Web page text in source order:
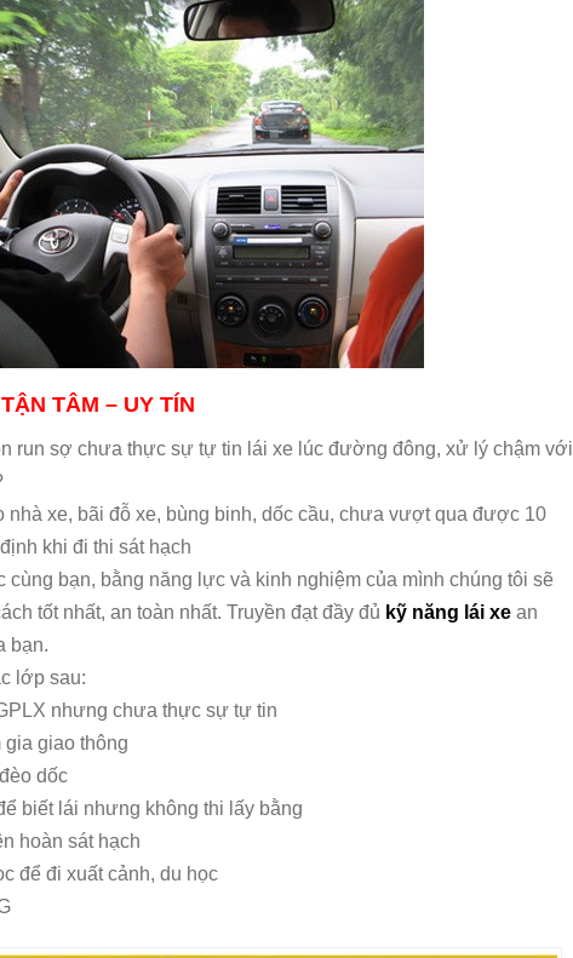
TÂM – UY TÍN
run sợ chưa thực sự tự tin lái xe lúc đường đông, xử lý chậm với
nhà xe, bãi đỗ xe, bùng binh, dốc cầu, chưa vượt qua được 10
khi đi thi sát hạch
bạn, bằng năng lực và kinh nghiệm của mình chúng tôi sẽ
tốt nhất, an toàn nhất. Truyền đạt đầy đủ kỹ năng lái xe an
bạn.
lớp sau:
nhưng chưa thực sự tự tin
gia giao thông
dốc
biết lái nhưng không thi lấy bằng
hoàn sát hạch
để đi xuất cảnh, du học